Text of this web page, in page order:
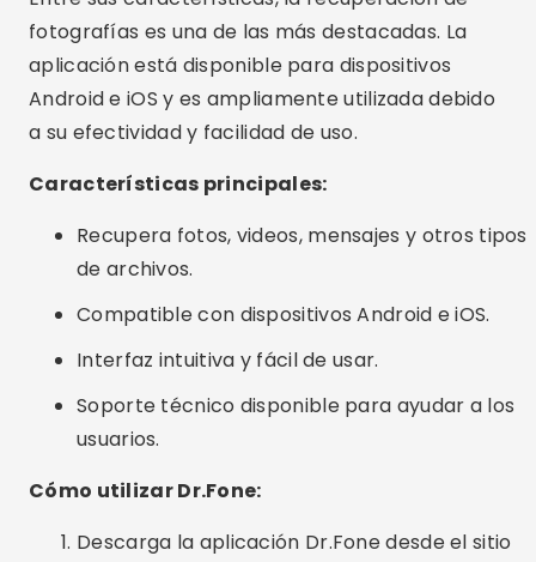
Compatible con dispositivos Android e iOS.
Interfaz intuitiva y fácil de usar.
Soporte técnico disponible para ayudar a los
usuarios.
Cómo utilizar Dr.Fone:
Descarga la aplicación Dr.Fone desde el sitio
web oficial o la tienda de aplicaciones de tu
dispositivo.
Abra la aplicación y seleccione la opción
Conecte su dispositivo a su computadora si es
escanear y recuperar sus fotos eliminadas.